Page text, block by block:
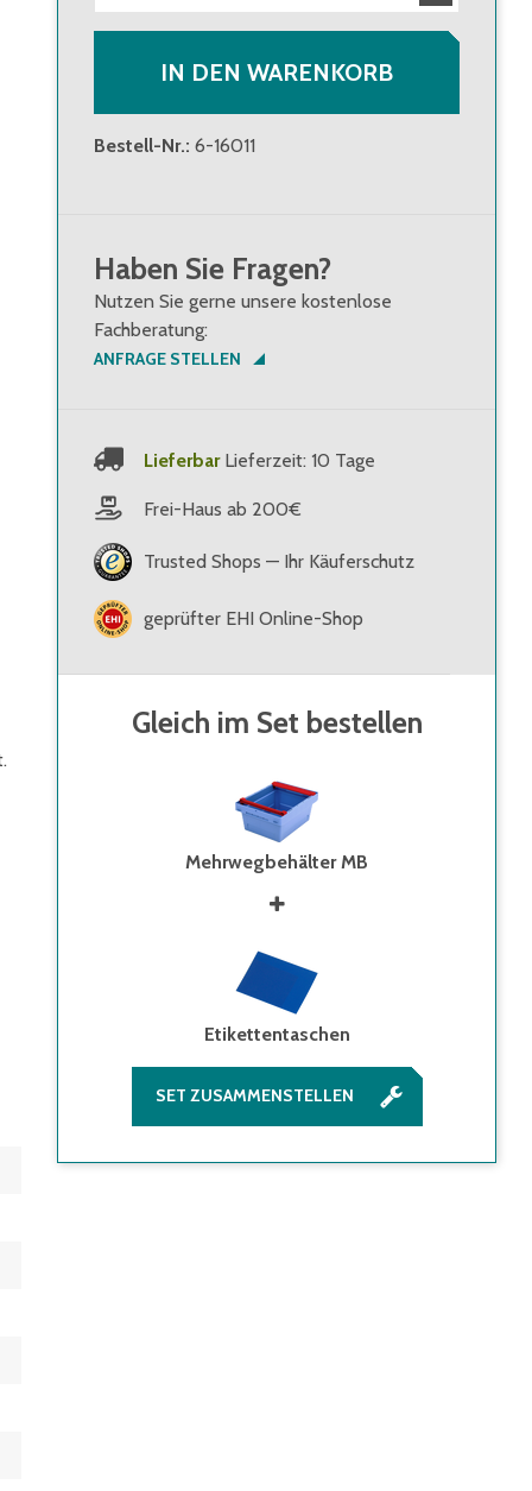
IN DEN WARENKORB
Bestell-Nr.: 6-16011
Haben Sie Fragen?
Nutzen Sie gerne unsere kostenlose
Fachberatung:
ANFRAGE STELLEN
Lieferbar Lieferzeit: 10 Tage
Frei-Haus ab 200€
Trusted Shops — Ihr Käuferschutz
geprüfter EHI Online-Shop
Gleich im Set bestellen
Mehrwegbehälter MB
Etikettentaschen
SET ZUSAMMENSTELLEN